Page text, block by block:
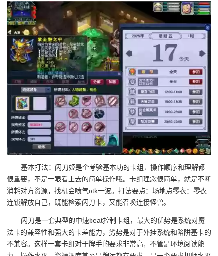
基本打法：闪刀姬是个考验基本功的卡组，操作顺序和理解都
很重要，不是一眼看上去的简单操作哦。卡组理念很简单，就是不断
消耗对方资源，找机会喷气otk一波。打法要点：场地点零衣：零衣
连锁解放自己，既能检索闪刀卡，又能召唤连接怪兽。
闪刀是一套典型的中速beat控制卡组，最大的优势是系统对魔
法卡的兼容性和强大的卡差能力，劣势是对于外挂系统和陷阱基卡的
不兼容。这样一套卡组对于牌手的要求非常高，不管是环境阅读能